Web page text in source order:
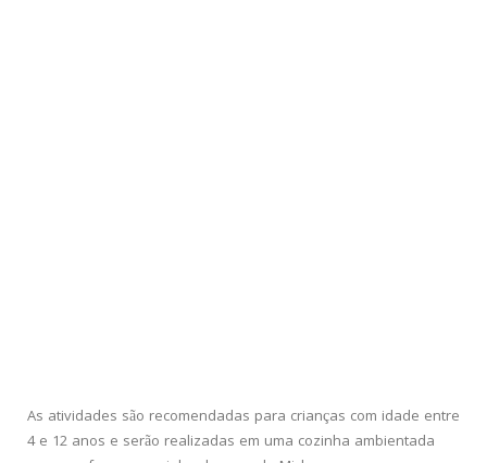
As atividades são recomendadas para crianças com idade entre
4 e 12 anos e serão realizadas em uma cozinha ambientada